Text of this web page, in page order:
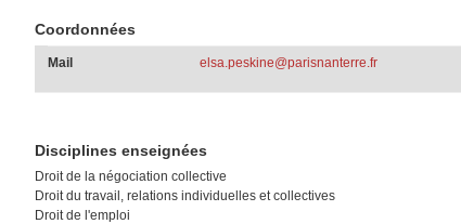
Coordonnées
Mail elsa.peskine@parisnanterre.fr
Disciplines enseignées
Droit de la négociation collective
Droit du travail, relations individuelles et collectives
Droit de l'emploi